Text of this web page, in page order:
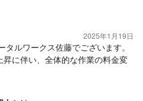
2025年1月19日
ルワークス佐藤でございます。
に伴い、全体的な作業の料金変